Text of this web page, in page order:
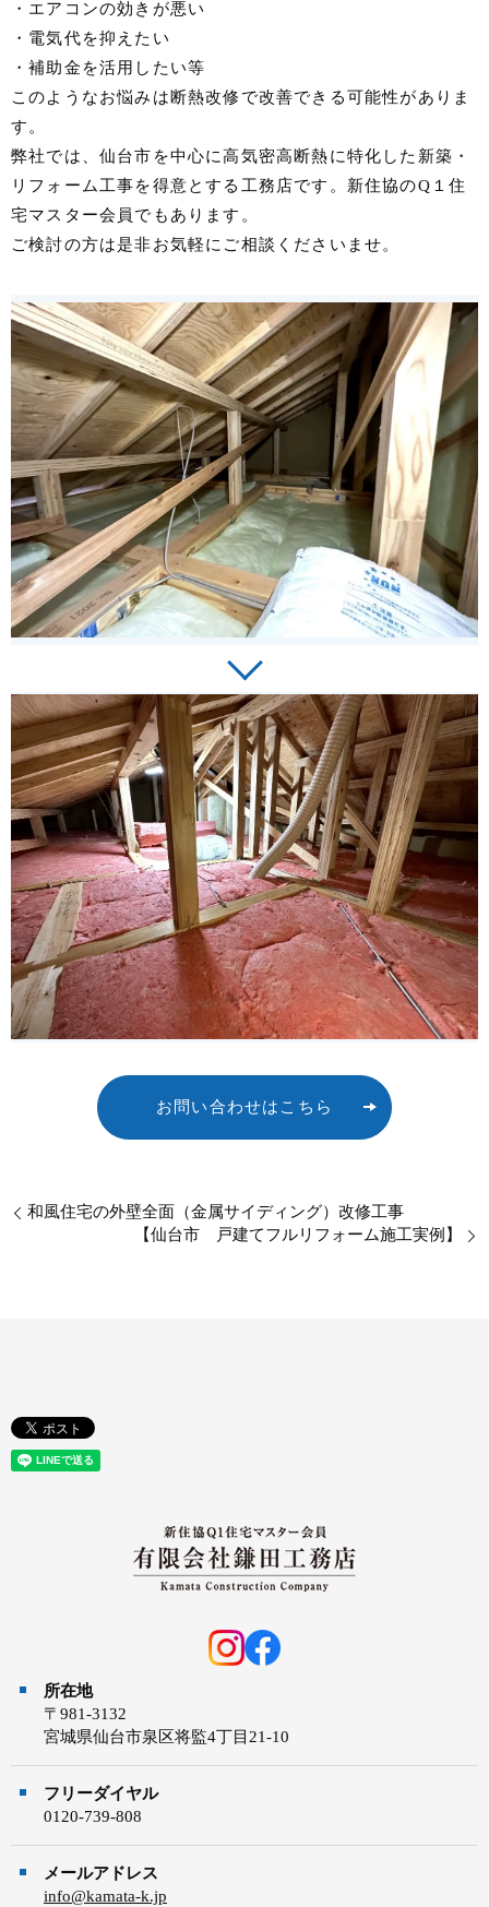
・エアコンの効きが悪い
・電気代を抑えたい
・補助金を活用したい等
このようなお悩みは断熱改修で改善できる可能性がありま
す。
弊社では、仙台市を中心に高気密高断熱に特化した新築・
リフォーム工事を得意とする工務店です。新住協のQ１住
宅マスター会員でもあります。
ご検討の方は是非お気軽にご相談くださいませ。
お問い合わせはこちら
和風住宅の外壁全面（金属サイディング）改修工事
【仙台市 戸建てフルリフォーム施工実例】
所在地
〒981-3132
宮城県仙台市泉区将監4丁目21-10
フリーダイヤル
0120-739-808
メールアドレス
info@kamata-k.jp